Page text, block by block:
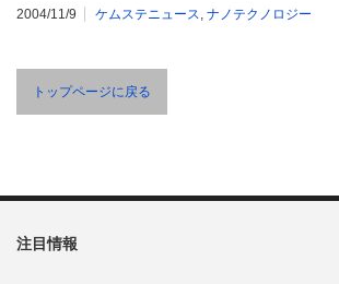
2004/11/9 ケムステニュース, ナノテクノロジー
トップページに戻る
注目情報